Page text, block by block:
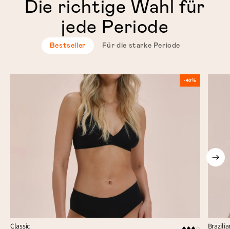
Die richtige Wahl für
jede Periode
Bestseller Für die starke Periode
-40%
Classic